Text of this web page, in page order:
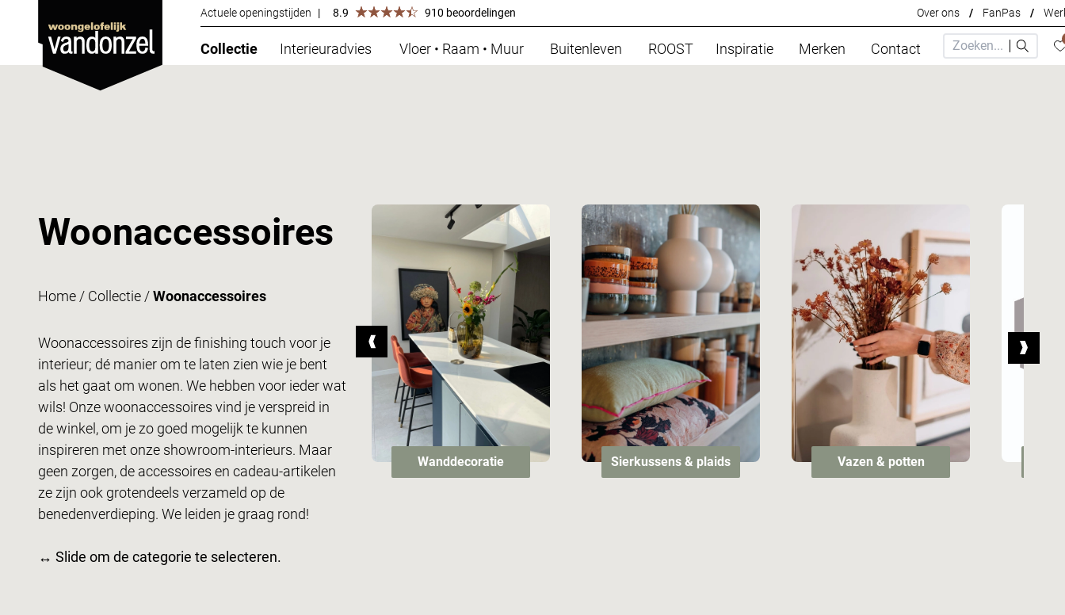
Actuele openingstijden | 8.9 910 beoordelingen Over ons / FanPas /
Collectie Interieuradvies Vloer • Raam • Muur Buitenleven ROOST Inspiratie Merken Contact
Woonaccessoires
Home / Collectie /Woonaccessoires
Woonaccessoires zijn de finishing touch voor je
interieur; dé manier om te laten zien wie je bent
als het gaat om wonen. We hebben voor ieder wat
wils! Onze woonaccessoires vind je verspreid in
de winkel, om je zo goed mogelijk te kunnen
inspireren met onze showroom-interieurs. Maar
geen zorgen, de accessoires en cadeau-artikelen
ze zijn ook grotendeels verzameld op de
benedenverdieping. We leiden je graag rond!
↔ Slide om de categorie te selecteren.
Wanddecoratie Sierkussens & plaids Vazen & potten